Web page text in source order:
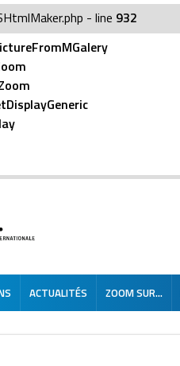
- line 932
ACTUALITÉS ZOOM SUR...